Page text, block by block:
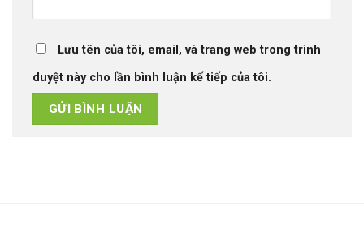
Lưu tên của tôi, email, và trang web trong trình
duyệt này cho lần bình luận kế tiếp của tôi.